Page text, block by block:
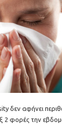
δεν αφήνει
φορές την